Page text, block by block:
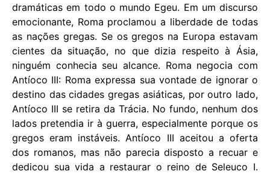
dramáticas em todo o mundo Egeu. Em um discurso
emocionante, Roma proclamou a liberdade de todas
as nações gregas. Se os gregos na Europa estavam
cientes da situação, no que dizia respeito à Ásia,
ninguém conhecia seu alcance. Roma negocia com
Antíoco III: Roma expressa sua vontade de ignorar o
destino das cidades gregas asiáticas, por outro lado,
Antíoco III se retira da Trácia. No fundo, nenhum dos
lados pretendia ir à guerra, especialmente porque os
gregos eram instáveis. Antíoco III aceitou a oferta
dos romanos, mas não parecia disposto a recuar e
dedicou sua vida a restaurar o reino de Seleuco I.